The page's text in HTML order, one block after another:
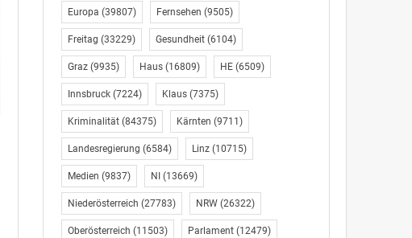
Europa (39807) Fernsehen (9505)
Freitag (33229) Gesundheit(6104)
Graz(9935) Haus(16809) HE(6509)
Innsbruck(7224) Klaus(7375)
Kriminalität(84375) Kärnten (9711)
Landesregierung (6584) Linz(10715)
Medien (9837) NI (13669)
Niederösterreich (27783) NRW(26322)
Oberösterreich (11503) Parlament(12479)